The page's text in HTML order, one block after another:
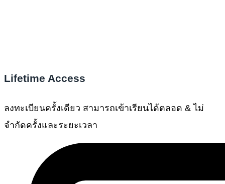
Lifetime Access
ลงทะเบียนครั้งเดียว สามารถเข้าเรียนได้ตลอด & ไม่
จำกัดครั้งและระยะเวลา